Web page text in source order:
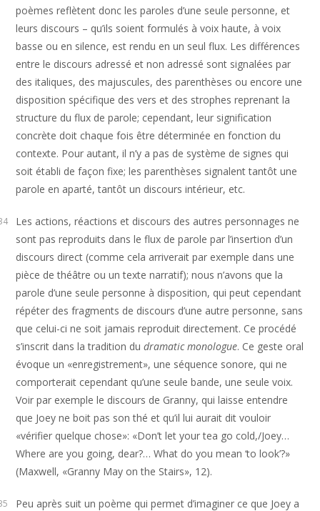
poèmes reflètent donc les paroles d’une seule personne, et
leurs discours – qu’ils soient formulés à voix haute, à voix
basse ou en silence, est rendu en un seul flux. Les différences
entre le discours adressé et non adressé sont signalées par
des italiques, des majuscules, des parenthèses ou encore une
disposition spécifique des vers et des strophes reprenant la
structure du flux de parole; cependant, leur signification
concrète doit chaque fois être déterminée en fonction du
contexte. Pour autant, il n’y a pas de système de signes qui
soit établi de façon fixe; les parenthèses signalent tantôt une
parole en aparté, tantôt un discours intérieur, etc.
Les actions, réactions et discours des autres personnages ne
sont pas reproduits dans le flux de parole par l’insertion d’un
discours direct (comme cela arriverait par exemple dans une
pièce de théâtre ou un texte narratif); nous n’avons que la
parole d’une seule personne à disposition, qui peut cependant
répéter des fragments de discours d’une autre personne, sans
que celui-ci ne soit jamais reproduit directement. Ce procédé
s’inscrit dans la tradition dudramatic monologue. Ce geste oral
évoque un «enregistrement», une séquence sonore, qui ne
comporterait cependant qu’une seule bande, une seule voix.
Voir par exemple le discours de Granny, qui laisse entendre
que Joey ne boit pas son thé et qu’il lui aurait dit vouloir
«vérifier quelque chose»: «Don’t let your tea go cold,/Joey…
Where are you going, dear?… What do you mean ‘to look’?»
(Maxwell, «Granny May on the Stairs», 12).
Peu après suit un poème qui permet d’imaginer ce que Joey a